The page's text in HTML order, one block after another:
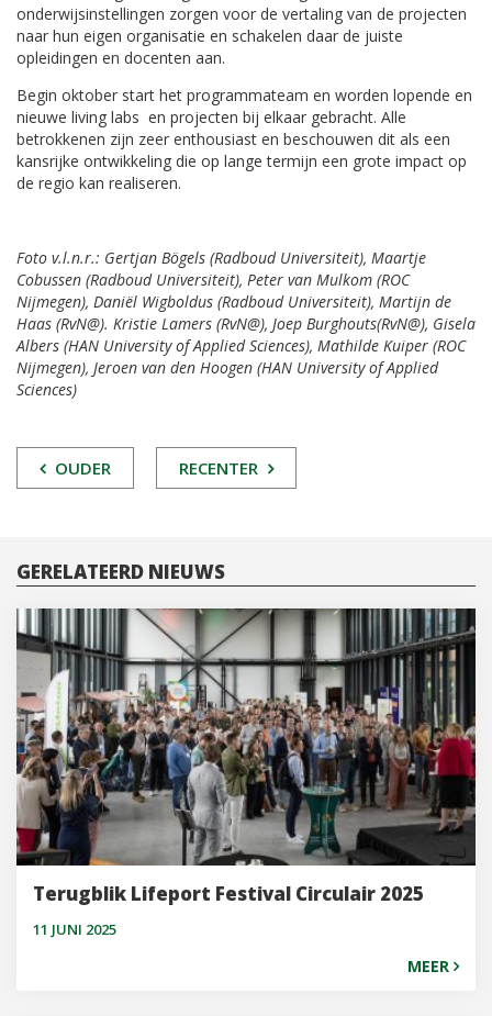
onderwijsinstellingen zorgen voor de vertaling van de projecten
naar hun eigen organisatie en schakelen daar de juiste
opleidingen en docenten aan.
Begin oktober start het programmateam en worden lopende en
nieuwe living labs en projecten bij elkaar gebracht. Alle
betrokkenen zijn zeer enthousiast en beschouwen dit als een
kansrijke ontwikkeling die op lange termijn een grote impact op
de regio kan realiseren.
Foto v.l.n.r.: Gertjan Bögels (Radboud Universiteit), Maartje
Cobussen (Radboud Universiteit), Peter van Mulkom (ROC
Nijmegen), Daniël Wigboldus (Radboud Universiteit), Martijn de
Haas (RvN@). Kristie Lamers (RvN@), Joep Burghouts(RvN@), Gisela
Albers (HAN University of Applied Sciences), Mathilde Kuiper (ROC
Nijmegen), Jeroen van den Hoogen (HAN University of Applied
Sciences)
POST
OUDER RECENTER
GERELATEERD NIEUWS
Terugblik Lifeport Festival Circulair 2025
11 JUNI 2025
MEER